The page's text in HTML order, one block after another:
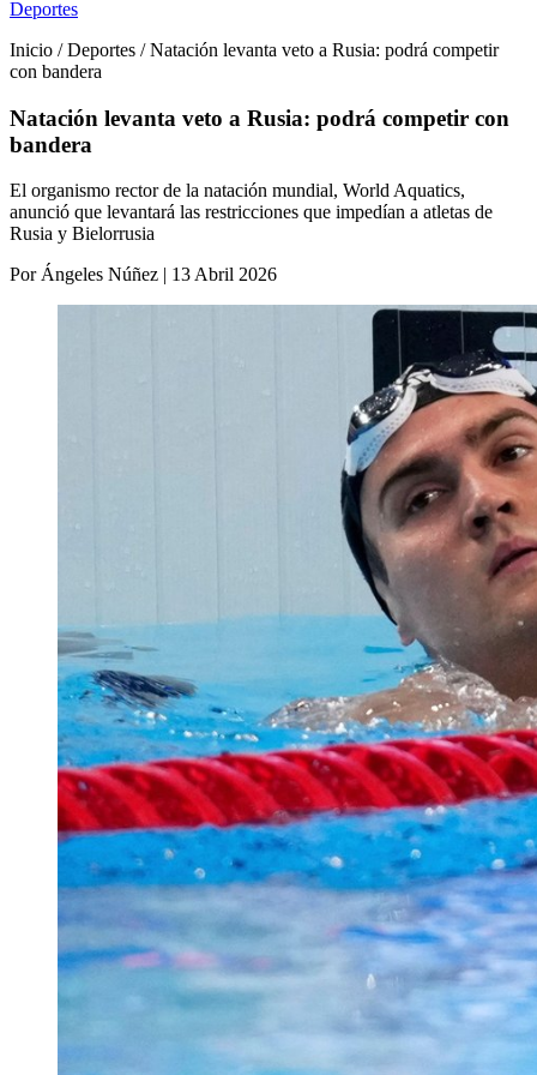
Deportes
Inicio / Deportes / Natación levanta veto a Rusia: podrá competir
con bandera
Natación levanta veto a Rusia: podrá competir con
bandera
El organismo rector de la natación mundial, World Aquatics,
anunció que levantará las restricciones que impedían a atletas de
Rusia y Bielorrusia
Por Ángeles Núñez | 13 Abril 2026